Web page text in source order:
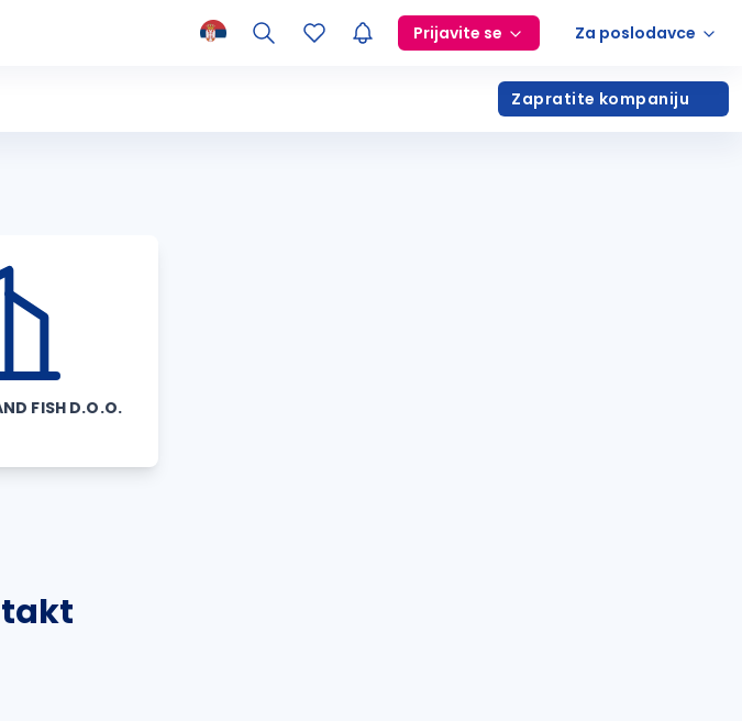
Prijavite se Za poslodavce
Zapratite kompaniju
FISH D.O.O.